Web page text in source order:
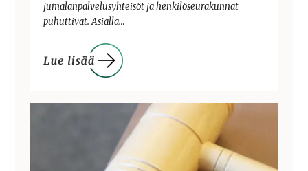
jumalanpalvelusyhteisöt ja henkilöseurakunnat
puhuttivat. Asialla…